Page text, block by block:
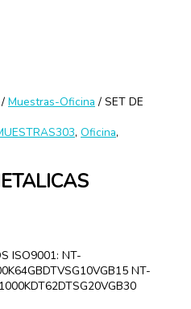
/ Muestras-Oficina / SET DE
, Oficina,
ISO9001: NT-
NT-